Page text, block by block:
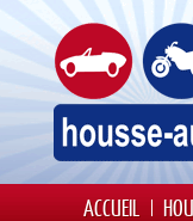
ACCUEIL